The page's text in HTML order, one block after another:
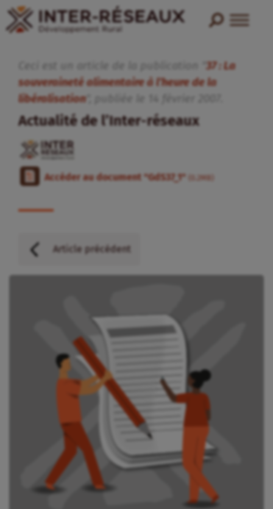
37 : La
souveraineté alimentaire à l’heure de la
libéralisation", publiée
Actualité de l’Inter-réseaux
Accéder au document "GdS37_1" (0.2MB)
Article précédent